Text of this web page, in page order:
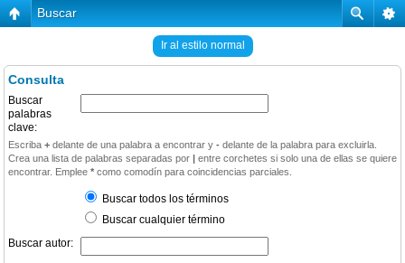
Buscar
Ir al estilo normal
Consulta
Buscar
palabras
clave:
Escriba + delante de una palabra a encontrar y - delante de la palabra para excluirla.
Crea una lista de palabras separadas por | entre corchetes si solo una de ellas se quiere
encontrar. Emplee * como comodín para coincidencias parciales.
Buscar todos los términos
Buscar cualquier término
Buscar autor: